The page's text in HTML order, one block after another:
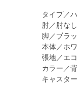
タイプ／
肘／肘なし
脚／ブラ
本体／ホ
張地／エ
カラー／
キャスタ